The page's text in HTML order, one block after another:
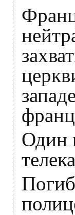
Один